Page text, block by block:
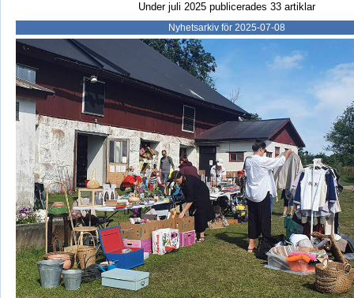
Under juli 2025 publicerades 33 artiklar
Nyhetsarkiv för 2025-07-08